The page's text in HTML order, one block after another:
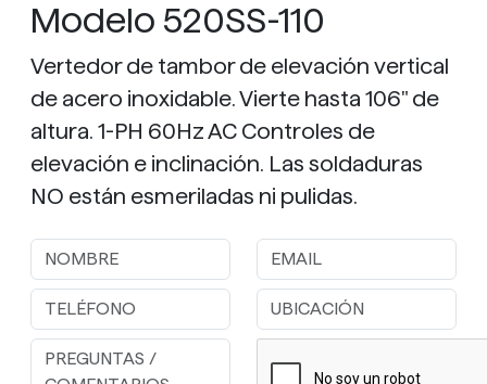
Modelo 520SS-110
Vertedor de tambor de elevación vertical
de acero inoxidable. Vierte hasta 106" de
altura. 1-PH 60Hz AC Controles de
elevación e inclinación. Las soldaduras
NO están esmeriladas ni pulidas.